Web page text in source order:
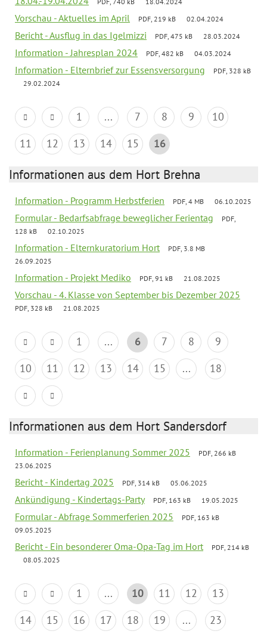
Vorschau - Aktuelles im April PDF, 219 kB 02.04.2024
Bericht - Ausflug in das Igelmizzi PDF, 475 kB 28.03.2024
Information - Jahresplan 2024 PDF, 482 kB 04.03.2024
Information - Elternbrief zur Essensversorgung
PDF, 328 kB
29.02.2024
1 ... 7 8 9
10
11
12 13 14 15 16
Informationen aus dem Hort Brehna
Information - Programm Herbstferien PDF, 4 MB 06.10.2025
Formular - Bedarfsabfrage beweglicher Ferientag
PDF,
128 kB
02.10.2025
Information - Elternkuratorium Hort
PDF, 3.8 MB
26.09.2025
Information - Projekt Mediko PDF, 91 kB 21.08.2025
Vorschau - 4. Klasse von September bis Dezember 2025
PDF, 328 kB 21.08.2025
1 ... 6 7 8
9
10
11 12 13 14 15 ... 18
Informationen aus dem Hort Sandersdorf
Information - Ferienplanung Sommer 2025
PDF, 266 kB
23.06.2025
Bericht - Kindertag 2025 PDF, 314 kB 05.06.2025
Ankündigung - Kindertags-Party PDF, 163 kB 19.05.2025
Formular - Abfrage Sommerferien 2025
PDF, 163 kB
09.05.2025
Bericht - Ein besonderer Oma-Opa-Tag im Hort
PDF, 214 kB
08.05.2025
1 ... 10 11 12
13
14
15 16 17 18 19 ... 23